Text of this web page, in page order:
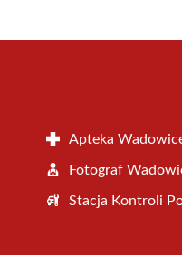
Apteka
Fotograf
Stacja Kontroli